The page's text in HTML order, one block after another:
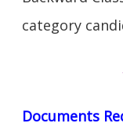
category
Documents